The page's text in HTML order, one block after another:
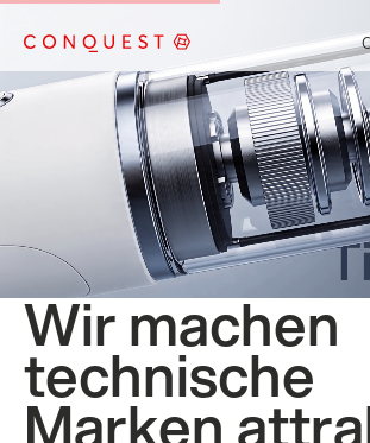
Wir machen
technische
Marken